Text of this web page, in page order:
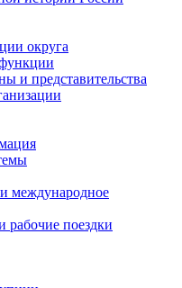
округа
и представительства
международное
поездки